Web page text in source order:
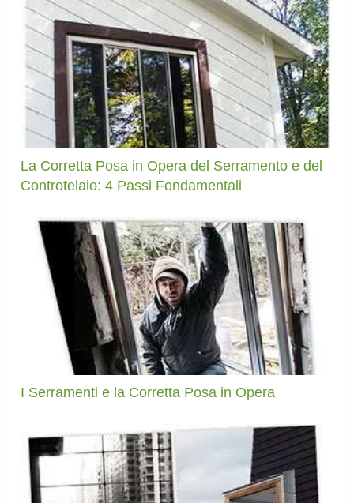
La Corretta Posa in Opera del Serramento e del
Controtelaio: 4 Passi Fondamentali
I Serramenti e la Corretta Posa in Opera